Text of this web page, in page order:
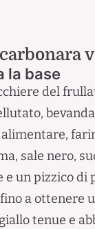
la base
del
sale nero,
e un pizzico di
a ottenere
tenue e